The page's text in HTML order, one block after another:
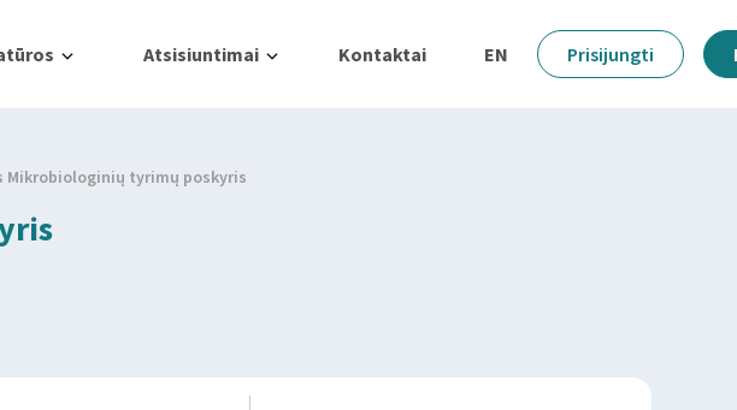
Atsisiuntimai Kontaktai EN Prisijungti
Mikrobiologinių tyrimų poskyris